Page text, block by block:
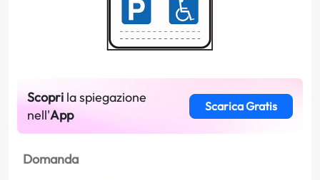
Scopri la spiegazione
nell'App
Scarica Gratis
Domanda